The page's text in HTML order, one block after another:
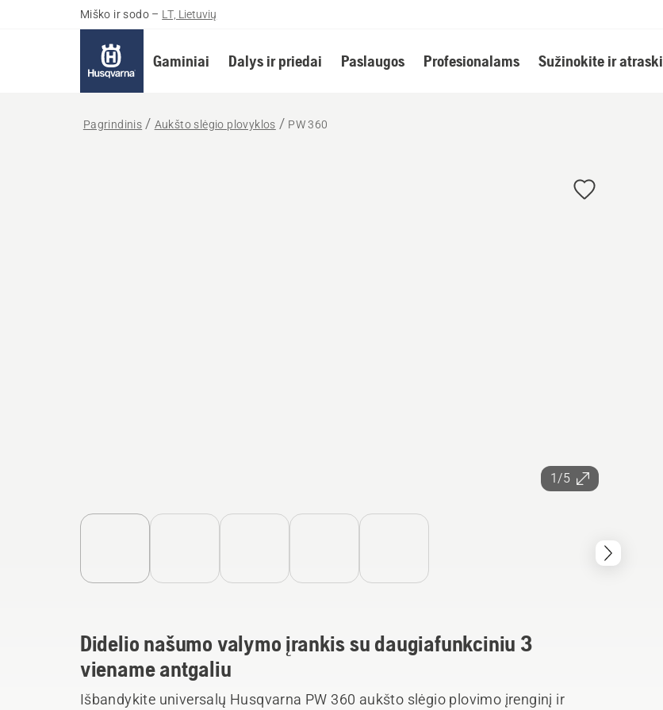
Miško ir sodo – LT, Lietuvių
Gaminiai Dalys ir priedai Paslaugos Profesionalams Sužinokite ir
Pagrindinis Aukšto slėgio plovyklos PW 360
1/5
Didelio našumo valymo įrankis su daugiafunkciniu 3
viename antgaliu
Išbandykite universalų Husqvarna PW 360 aukšto slėgio plovimo įrenginį ir